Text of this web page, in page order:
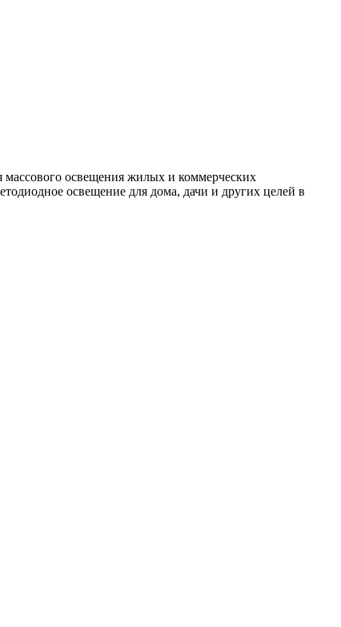
массового освещения жилых и коммерческих
освещение для дома, дачи и других целей в